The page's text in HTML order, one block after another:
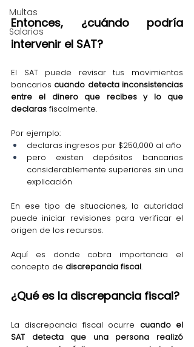
Multas
Salarios
Entonces, ¿cuándo podría
intervenir el SAT?
El SAT puede revisar tus movimientos
bancarios cuando detecta inconsistencias
entre el dinero que recibes y lo que
declaras fiscalmente.
Por ejemplo:
declaras ingresos por $250,000 al año
pero existen depósitos bancarios
considerablemente superiores sin una
explicación
En ese tipo de situaciones, la autoridad
puede iniciar revisiones para verificar el
origen de los recursos.
Aquí es donde cobra importancia el
concepto de discrepancia fiscal.
¿Qué es la discrepancia fiscal?
La discrepancia fiscal ocurre cuando el
SAT detecta que una persona realizó